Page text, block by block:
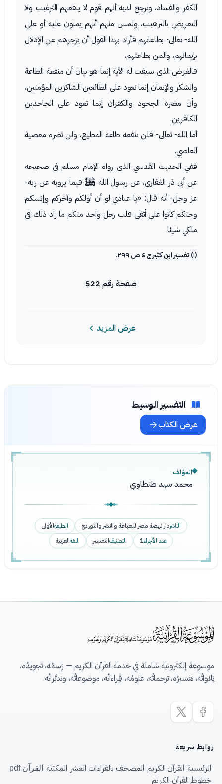
الكفر والفساد، وترجح لديه أنهم قوم لا ينفعهم الترغيب ولا
التعريض بالترهيب، ولمس منهم أنهم يمنون عليه أو على
الله- تعالى- بطاعاتهم فأراد بهذا القول أن يزجرهم عن الإدلال
بإيمانهم، والمن بطاعتهم.
فالغرض الذي سيقت له الآية إنما هو بيان أن منفعة الطاعة
والشكر والإيمان إنما تعود على الطائعين الشاكرين المؤمنين،
وأن مضرة الجحود والكفران إنما تعود على الجاحدين
الكافرين.
أما الله- تعالى- فلن تنفعه طاعة المطيع، ولن تضره معصية
العاصي.
ففي الحديث القدسي الذي رواه الإمام مسلم في صحيحه
عن أبى ذر الغفاري، عن رسول الله ﷺ فيما يرويه عن ربه-
عز وجل- أنه قال: «يا عبادي لو أن أولكم وآخركم وإنسكم
وجنكم كانوا على أتقى قلب رجل واحد منكم ما زاد ذلك في
ملكي شيئا.
(١) تفسير ابن كثير ج ٤ ص ٢٩٩.
صفحة رقم 522
عرض المزيد
التفسير الوسيط
عرض الكتاب
المؤلف
محمد سيد طنطاوي
الناشردار نهضة مصر للطباعة والنشر والتوزيع الطبعةالأولى
عدد الأجزاء1 التصنيفالتفسير اللغةالعربية
موسوعة إلكترونية شاملة في خدمة القرآن الكريم — رَسمُه، تجويدُه،
تِلاواتُه، تفسيرُه، ترجماتُه، علومُه، قِراءاتُه، موضوعاتُه، وتدبُّراتُه.
روابط سريعة
الرئيسية القرآن الكريم المصحف بالقراءات العشر المكتبة القرآن pdf
خطوط القرآن الكريم